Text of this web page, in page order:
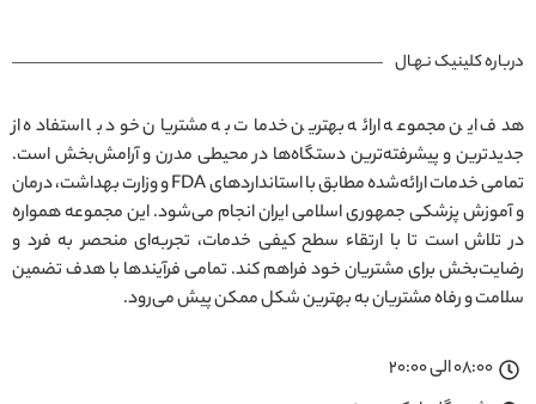
درباره کلینیک نـهـال
هدف این مجموعه ارائه بهترین خدمات به مشتریان خود با استفاده از
جدیدترین و پیشرفته‌ترین دستگاه‌ها در محیطی مدرن و آرامش‌بخش است.
تمامی خدمات ارائه‌شده مطابق با استانداردهای FDA و وزارت بهداشت، درمان
و آموزش پزشکی جمهوری اسلامی ایران انجام می‌شود. این مجموعه همواره
در تلاش است تا با ارتقاء سطح کیفی خدمات، تجربه‌ای منحصر به فرد و
رضایت‌بخش برای مشتریان خود فراهم کند. تمامی فرآیندها با هدف تضمین
سلامت و رفاه مشتریان به بهترین شکل ممکن پیش می‌رود.
08:00 الی 20:00